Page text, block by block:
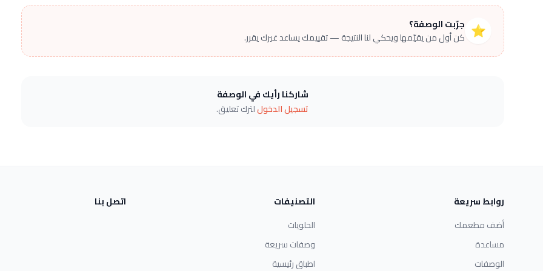
⭐ جرّبت الوصفة؟
كن أول من يقيّمها ويحكي لنا النتيجة — تقييمك يساعد غيرك يقرر.
شاركنا رأيك في الوصفة
تسجيل الدخوللترك تعليق.
روابط سريعة
أضف مطعمك
مساعدة
الوصفات
التصنيفات
الحلويات
وصفات سريعة
اطباق رئيسية
اتصل بنا